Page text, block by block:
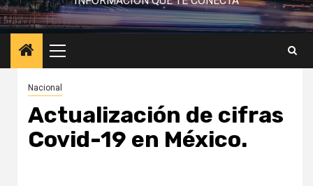
Menú
principal
Nacional
Actualización de cifras
Covid-19 en México.